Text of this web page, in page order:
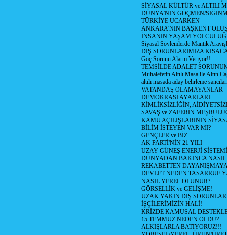
SİYASAL KÜLTÜR ve ALTILI
DÜNYA'NIN GÖÇMEN/
TÜRKİYE UCARKEN
ANKARA'NIN BAŞKENT
İNSANIN YAŞAM
Siyasal Söylemlerde Mantık
DIŞ SORUNLARIMIZA
Göç Sorunu Alarm Veriyor!!
TEMSİLDE ADALET
Muhalefetin Altılı Masa ile Altın
altılı masada aday belirleme
VATANDAŞ OLAMAYANLAR
DEMOKRASİ AYARLARI
KİMLİKSİZLİĞİN,
SAVAŞ ve ZAFERİN
KAMU AÇILIŞLARININ
BİLİM İSTEYEN VAR MI?
GENÇLER ve BİZ
AK PARTİ'NİN 21 YILI
UZAY GÜNEŞ ENERJİ SİSTEMİ
DÜNYADAN BAKINCA
REKABETTEN
DEVLET NEDEN TASARRUF
NASIL YEREL OLUNUR?
GÖRSELLİK ve GELİŞME!
UZAK YAKIN DIŞ
İŞÇİLERİMİZİN HALİ!
KRİZDE KAMUSAL
15 TEMMUZ NEDEN OLDU?
ALKIŞLARLA BATIYORUZ!!!